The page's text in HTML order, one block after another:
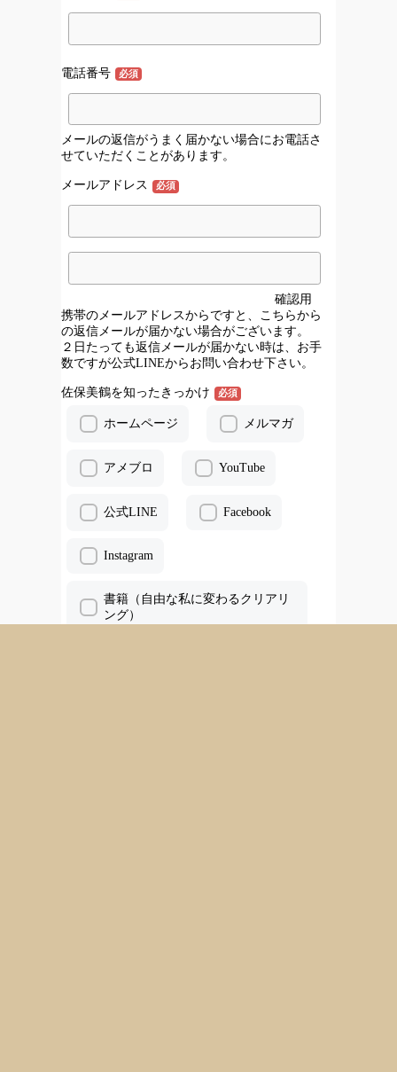
電話番号 必須
メールの返信がうまく届かない場合にお電話さ
せていただくことがあります。
メールアドレス 必須
確認用
携帯のメールアドレスからですと、こちらから
の返信メールが届かない場合がございます。
２日たっても返信メールが届かない時は、お手
数ですが公式LINEからお問い合わせ下さい。
佐保美鶴を知ったきっかけ 必須
ホームページ メルマガ
アメブロ YouTube
公式LINE Facebook
Instagram
書籍（自由な私に変わるクリアリ
ング）